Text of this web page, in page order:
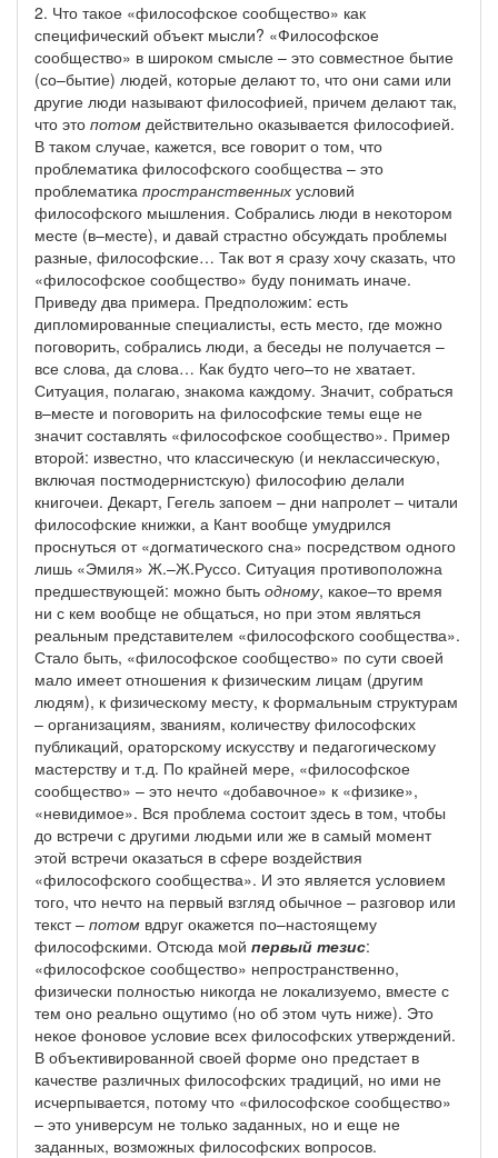
2. Что такое «философское сообщество» как
специфический объект мысли? «Философское
сообщество» в широком смысле – это совместное бытие
(со–бытие) людей, которые делают то, что они сами или
другие люди называют философией, причем делают так,
что это потом действительно оказывается философией.
В таком случае, кажется, все говорит о том, что
проблематика философского сообщества – это
проблематика пространственных условий
философского мышления. Собрались люди в некотором
месте (в–месте), и давай страстно обсуждать проблемы
разные, философские… Так вот я сразу хочу сказать, что
«философское сообщество» буду понимать иначе.
Приведу два примера. Предположим: есть
дипломированные специалисты, есть место, где можно
поговорить, собрались люди, а беседы не получается –
все слова, да слова… Как будто чего–то не хватает.
Ситуация, полагаю, знакома каждому. Значит, собраться
в–месте и поговорить на философские темы еще не
значит составлять «философское сообщество». Пример
второй: известно, что классическую (и неклассическую,
включая постмодернистскую) философию делали
книгочеи. Декарт, Гегель запоем – дни напролет – читали
философские книжки, а Кант вообще умудрился
проснуться от «догматического сна» посредством одного
лишь «Эмиля» Ж.–Ж.Руссо. Ситуация противоположна
предшествующей: можно быть одному, какое–то время
ни с кем вообще не общаться, но при этом являться
реальным представителем «философского сообщества».
Стало быть, «философское сообщество» по сути своей
мало имеет отношения к физическим лицам (другим
людям), к физическому месту, к формальным структурам
– организациям, званиям, количеству философских
публикаций, ораторскому искусству и педагогическому
мастерству и т.д. По крайней мере, «философское
сообщество» – это нечто «добавочное» к «физике»,
«невидимое». Вся проблема состоит здесь в том, чтобы
до встречи с другими людьми или же в самый момент
этой встречи оказаться в сфере воздействия
«философского сообщества». И это является условием
того, что нечто на первый взгляд обычное – разговор или
текст – потом вдруг окажется по–настоящему
философскими. Отсюда мой первый тезис:
«философское сообщество» непространственно,
физически полностью никогда не локализуемо, вместе с
тем оно реально ощутимо (но об этом чуть ниже). Это
некое фоновое условие всех философских утверждений.
В объективированной своей форме оно предстает в
качестве различных философских традиций, но ими не
исчерпывается, потому что «философское сообщество»
– это универсум не только заданных, но и еще не
заданных, возможных философских вопросов.